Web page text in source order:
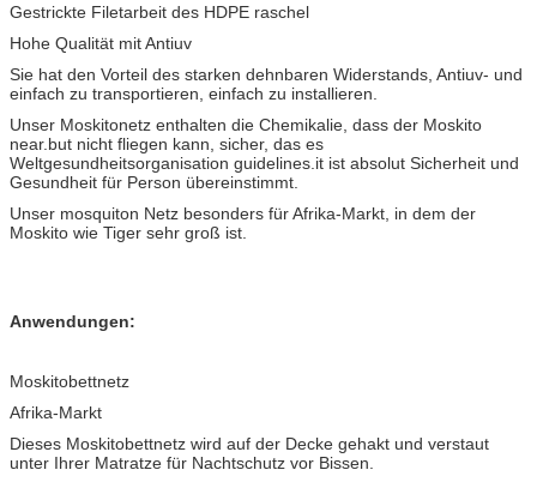
Gestrickte Filetarbeit des HDPE raschel
Hohe Qualität mit Antiuv
Sie hat den Vorteil des starken dehnbaren Widerstands, Antiuv- und
einfach zu transportieren, einfach zu installieren.
Unser Moskitonetz enthalten die Chemikalie, dass der Moskito
near.but nicht fliegen kann, sicher, das es
Weltgesundheitsorganisation guidelines.it ist absolut Sicherheit und
Gesundheit für Person übereinstimmt.
Unser mosquiton Netz besonders für Afrika-Markt, in dem der
Moskito wie Tiger sehr groß ist.
Anwendungen:
Moskitobettnetz
Afrika-Markt
Dieses Moskitobettnetz wird auf der Decke gehakt und verstaut
unter Ihrer Matratze für Nachtschutz vor Bissen.